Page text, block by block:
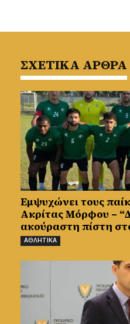
ΣΧΕΤΙΚΑ ΑΡΘΡΑ
Εμψυχώνει τους
Ακρίτας Μόρφου –
ακούραστη πίστη
ΑΘΛΗΤΙΚΑ